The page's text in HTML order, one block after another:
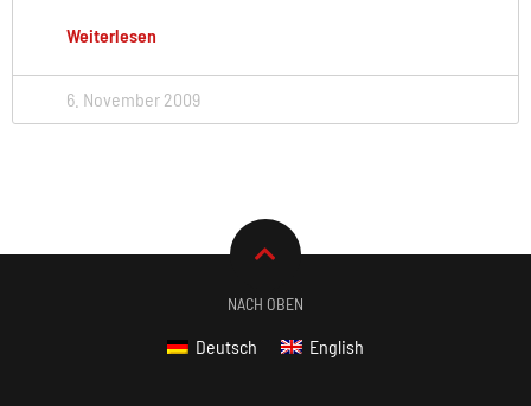
Weiterlesen
6. November 2009
NACH OBEN
Deutsch English